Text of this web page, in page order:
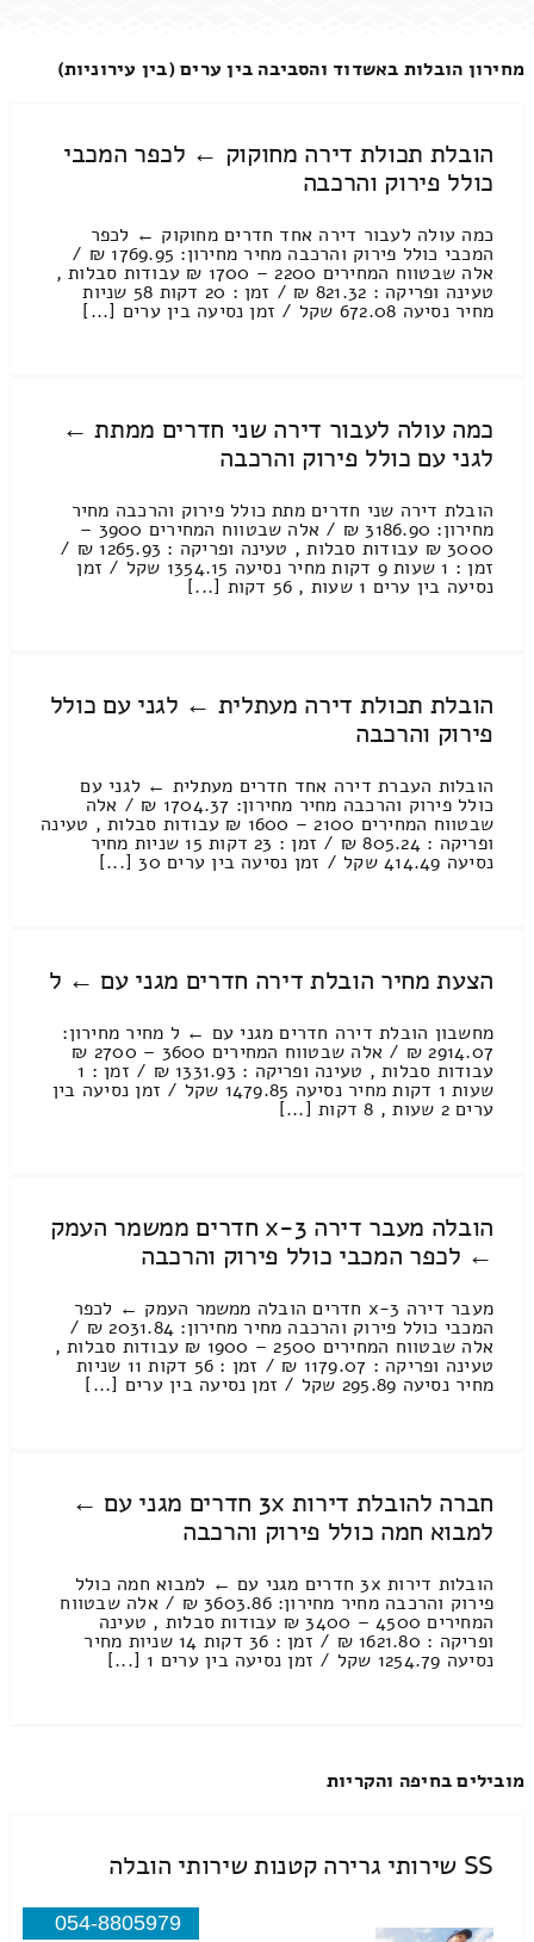
מחירון הובלות באשדוד והסביבה בין ערים (בין עירוניות)
הובלת תכולת דירה מחוקוק ← לכפר המכבי
כולל פירוק והרכבה
כמה עולה לעבור דירה אחד חדרים מחוקוק ← לכפר
המכבי כולל פירוק והרכבה מחיר מחירון: 1769.95 ₪ /
אלה שבטווח המחירים 2200 – 1700 ₪ עבודות סבלות ,
טעינה ופריקה : 821.32 ₪ / זמן : 20 דקות 58 שניות
מחיר נסיעה 672.08 שקל / זמן נסיעה בין ערים [...]
כמה עולה לעבור דירה שני חדרים ממתת ←
לגני עם כולל פירוק והרכבה
הובלת דירה שני חדרים מתת כולל פירוק והרכבה מחיר
מחירון: 3186.90 ₪ / אלה שבטווח המחירים 3900 –
3000 ₪ עבודות סבלות , טעינה ופריקה : 1265.93 ₪ /
זמן : 1 שעות 9 דקות מחיר נסיעה 1354.15 שקל / זמן
נסיעה בין ערים 1 שעות , 56 דקות [...]
הובלת תכולת דירה מעתלית ← לגני עם כולל
פירוק והרכבה
הובלות העברת דירה אחד חדרים מעתלית ← לגני עם
כולל פירוק והרכבה מחיר מחירון: 1704.37 ₪ / אלה
שבטווח המחירים 2100 – 1600 ₪ עבודות סבלות , טעינה
ופריקה : 805.24 ₪ / זמן : 23 דקות 15 שניות מחיר
נסיעה 414.49 שקל / זמן נסיעה בין ערים 30 [...]
הצעת מחיר הובלת דירה חדרים מגני עם ← ל
מחשבון הובלת דירה חדרים מגני עם ← ל מחיר מחירון:
2914.07 ₪ / אלה שבטווח המחירים 3600 – 2700 ₪
עבודות סבלות , טעינה ופריקה : 1331.93 ₪ / זמן : 1
שעות 1 דקות מחיר נסיעה 1479.85 שקל / זמן נסיעה בין
ערים 2 שעות , 8 דקות [...]
הובלה מעבר דירה 3-x חדרים ממשמר העמק
← לכפר המכבי כולל פירוק והרכבה
מעבר דירה 3-x חדרים הובלה ממשמר העמק ← לכפר
המכבי כולל פירוק והרכבה מחיר מחירון: 2031.84 ₪ /
אלה שבטווח המחירים 2500 – 1900 ₪ עבודות סבלות ,
טעינה ופריקה : 1179.07 ₪ / זמן : 56 דקות 11 שניות
מחיר נסיעה 295.89 שקל / זמן נסיעה בין ערים [...]
חברה להובלת דירות 3x חדרים מגני עם ←
למבוא חמה כולל פירוק והרכבה
הובלות דירות 3x חדרים מגני עם ← למבוא חמה כולל
פירוק והרכבה מחיר מחירון: 3603.86 ₪ / אלה שבטווח
המחירים 4500 – 3400 ₪ עבודות סבלות , טעינה
ופריקה : 1621.80 ₪ / זמן : 36 דקות 14 שניות מחיר
נסיעה 1254.79 שקל / זמן נסיעה בין ערים 1 [...]
מובילים בחיפה והקריות
SS שירותי גרירה קטנות שירותי הובלה
054-8805979